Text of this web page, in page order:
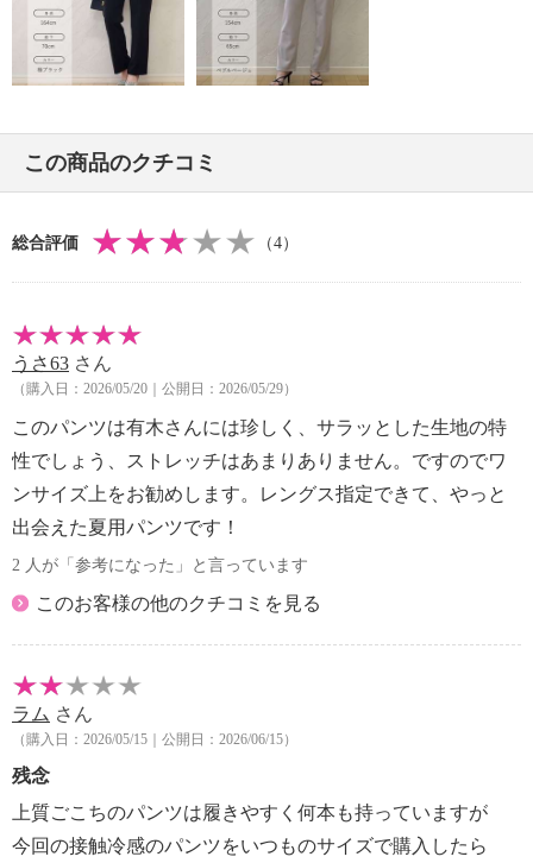
・中性洗剤使用
【個体差あり】
・個体差あり
・日本製
この商品のクチコミ
総合評価 （4）
うさ63 さん
（購入日：2026/05/20｜公開日：2026/05/29）
このパンツは有木さんには珍しく、サラッとした生地の特
性でしょう、ストレッチはあまりありません。ですのでワ
ンサイズ上をお勧めします。レングス指定できて、やっと
出会えた夏用パンツです！
2 人が「参考になった」と言っています
このお客様の他のクチコミを見る
ラム さん
（購入日：2026/05/15｜公開日：2026/06/15）
残念
上質ごこちのパンツは履きやすく何本も持っていますが
今回の接触冷感のパンツをいつものサイズで購入したら